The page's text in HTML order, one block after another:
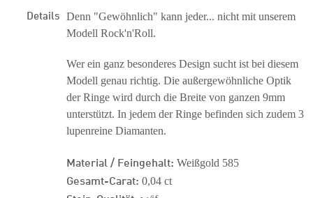
Details Denn "Gewöhnlich" kann jeder... nicht mit unserem
Modell Rock'n'Roll.
Wer ein ganz besonderes Design sucht ist bei diesem
Modell genau richtig. Die außergewöhnliche Optik
der Ringe wird durch die Breite von ganzen 9mm
unterstützt. In jedem der Ringe befinden sich zudem 3
lupenreine Diamanten.
Material / Feingehalt: Weißgold 585
Gesamt-Carat: 0,04 ct